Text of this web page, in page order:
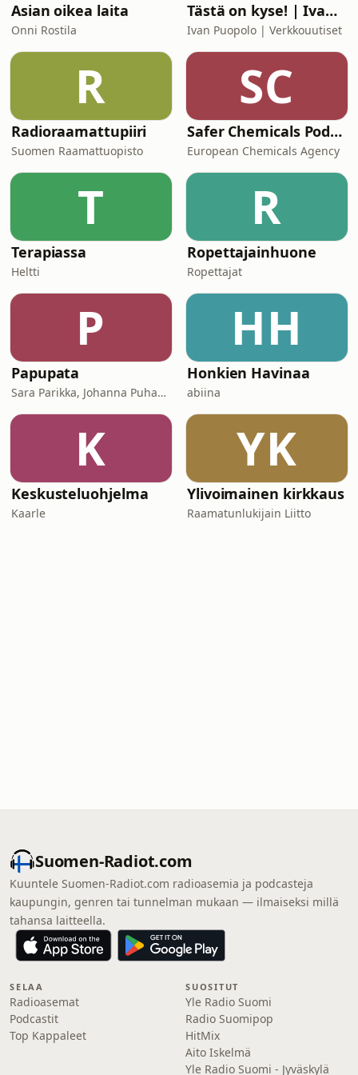
Asian oikea laita
Onni Rostila
Tästä on kyse! | Ivan Puopolo | Verkkouutiset
Ivan Puopolo | Verkkouutiset
R
Radioraamattupiiri
Suomen Raamattuopisto
SC
Safer Chemicals Podcast
European Chemicals Agency
T
Terapiassa
Heltti
R
Ropettajainhuone
Ropettajat
P
Papupata
Sara Parikka, Johanna Puhakka
HH
Honkien Havinaa
abiina
K
Keskusteluohjelma
Kaarle
YK
Ylivoimainen kirkkaus
Raamatunlukijain Liitto
Suomen-Radiot.com
Kuuntele Suomen-Radiot.com radioasemia ja podcasteja
kaupungin, genren tai tunnelman mukaan — ilmaiseksi millä
tahansa laitteella.
SELAA
Radioasemat
Podcastit
Top Kappaleet
SUOSITUT
Yle Radio Suomi
Radio Suomipop
HitMix
Aito Iskelmä
Yle Radio Suomi - Jyväskylä